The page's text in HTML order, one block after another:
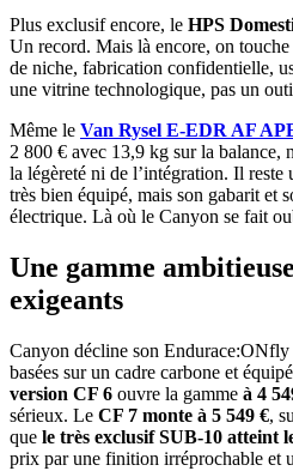
Plus exclusif encore, le HPS
Un record. Mais là encore, on
de niche, fabrication confidentielle,
une vitrine technologique, pas un
Même le Van Rysel E-EDR AF
2 800 € avec 13,9 kg sur la balance,
la légèreté ni de l’intégration. Il
très bien équipé, mais son gabarit et
électrique. Là où le Canyon se fait
Une gamme
exigeants
Canyon décline son Endurace:ONfly
basées sur un cadre carbone et
version CF 6 ouvre la gamme à 4
sérieux. Le CF 7 monte à 5 549 €,
que le très exclusif SUB-10 atteint
prix par une finition irréprochable et